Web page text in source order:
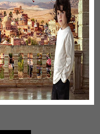
школьницы |
оппозицию?